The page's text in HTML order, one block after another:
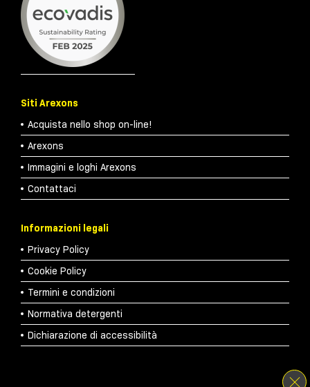
Siti Arexons
Acquista nello shop on-line!
Arexons
Immagini e loghi Arexons
Contattaci
Informazioni legali
Privacy Policy
Cookie Policy
Termini e condizioni
Normativa detergenti
Dichiarazione di accessibilità